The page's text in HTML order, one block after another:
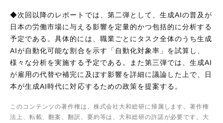
◆次回以降のレポートでは、第二弾として、生成AIの普及が
日本の労働市場に与える影響を定量的かつ包括的に分析する
予定である。具体的には、職業ごとにタスク全体のうち生成
AIが自動化可能な割合を示す「自動化対象率」を試算し、
様々な分析を実施する予定である。また第三弾では、生成AI
が雇用の代替や補完に及ぼす影響を詳細に議論した上で、日
本が生成AI時代に対応するための政策を提案する。
このコンテンツの著作権は、株式会社大和総研に帰属します。著作権
法上、転載、翻案、翻訳、要約等は、大和総研の許諾が必要です。大